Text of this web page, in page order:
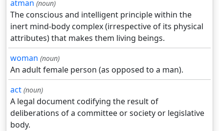
atman (noun)
The conscious and intelligent principle within the
inert mind-body complex (irrespective of its physical
attributes) that makes them living beings.
woman (noun)
An adult female person (as opposed to a man).
act (noun)
A legal document codifying the result of
deliberations of a committee or society or legislative
body.